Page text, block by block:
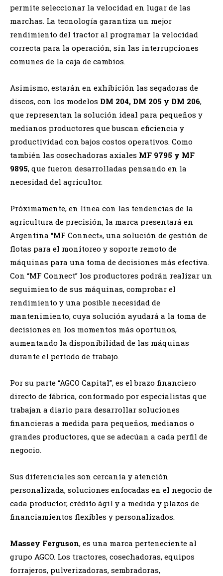
permite seleccionar la velocidad en lugar de las
marchas. La tecnología garantiza un mejor
rendimiento del tractor al programar la velocidad
correcta para la operación, sin las interrupciones
comunes de la caja de cambios.
Asimismo, estarán en exhibición las segadoras de
discos, con los modelos DM 204, DM 205 y DM 206,
que representan la solución ideal para pequeños y
medianos productores que buscan eficiencia y
productividad con bajos costos operativos. Como
también las cosechadoras axiales MF 9795 y MF
9895, que fueron desarrolladas pensando en la
necesidad del agricultor.
Próximamente, en línea con las tendencias de la
agricultura de precisión, la marca presentará en
Argentina “MF Connect», una solución de gestión de
flotas para el monitoreo y soporte remoto de
máquinas para una toma de decisiones más efectiva.
Con “MF Connect” los productores podrán realizar un
seguimiento de sus máquinas, comprobar el
rendimiento y una posible necesidad de
mantenimiento, cuya solución ayudará a la toma de
decisiones en los momentos más oportunos,
aumentando la disponibilidad de las máquinas
durante el período de trabajo.
Por su parte “AGCO Capital”, es el brazo financiero
directo de fábrica, conformado por especialistas que
trabajan a diario para desarrollar soluciones
financieras a medida para pequeños, medianos o
grandes productores, que se adecúan a cada perfil de
negocio.
Sus diferenciales son cercanía y atención
personalizada, soluciones enfocadas en el negocio de
cada productor, crédito ágil y a medida y plazos de
financiamientos flexibles y personalizados.
Massey Ferguson, es una marca perteneciente al
grupo AGCO. Los tractores, cosechadoras, equipos
forrajeros, pulverizadoras, sembradoras,